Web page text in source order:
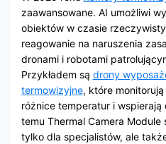
zaawansowane. AI umożliwi
obiektów w czasie
reagowanie na naruszenia
dronami i robotami
Przykładem są drony
termowizyjne, które
różnice temperatur i wspierają
temu Thermal Camera Module
tylko dla specjalistów, ale